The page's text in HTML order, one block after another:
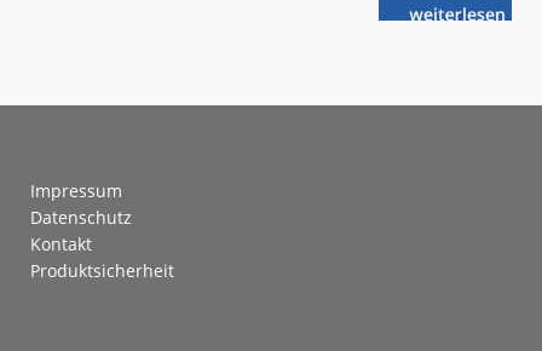
weiterlese
nBR 485:
Impressum
Datenschutz
Kontakt
Produktsicherheit